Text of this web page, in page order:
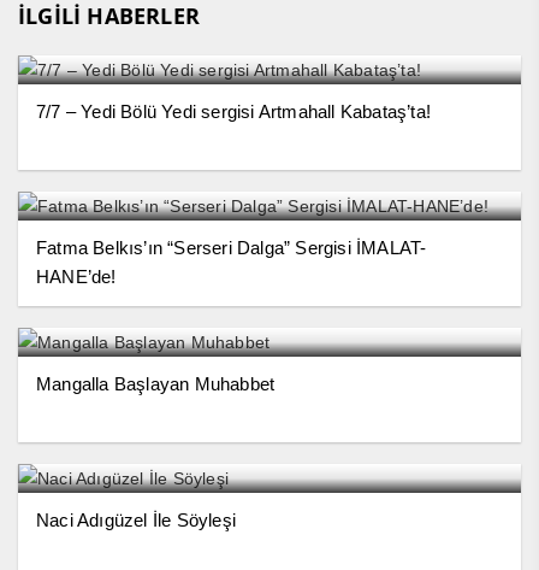
İLGİLİ HABERLER
7/7 – Yedi Bölü Yedi sergisi Artmahall Kabataş’ta!
Fatma Belkıs’ın “Serseri Dalga” Sergisi İMALAT-
HANE’de!
Mangalla Başlayan Muhabbet
Naci Adıgüzel İle Söyleşi